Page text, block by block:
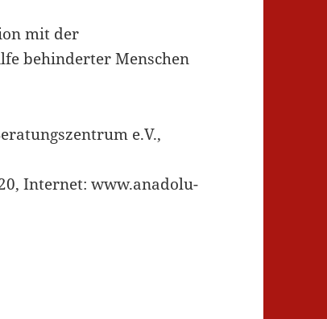
mit der
behinderter Menschen
e.V.,
Internet: www.anadolu-